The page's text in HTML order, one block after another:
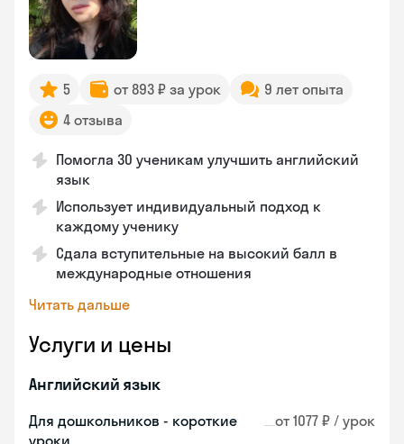
5 от 893 ₽ за урок
9 лет опыта
4 отзыва
Помогла 30 ученикам улучшить английский
язык
Использует индивидуальный подход к
каждому ученику
Сдала вступительные на высокий балл в
международные отношения
Читать дальше
Услуги и цены
Английский язык
Для дошкольников - короткие
уроки
от 1077 ₽ / урок